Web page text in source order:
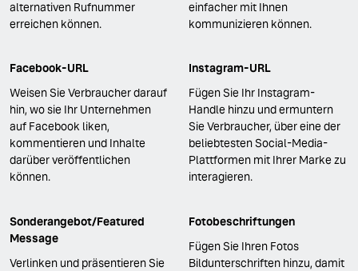
alternativen Rufnummer
erreichen können.
einfacher mit Ihnen
kommunizieren können.
Facebook-URL
Weisen Sie Verbraucher darauf
hin, wo sie Ihr Unternehmen
auf Facebook liken,
kommentieren und Inhalte
darüber veröffentlichen
können.
Instagram-URL
Fügen Sie Ihr Instagram-
Handle hinzu und ermuntern
Sie Verbraucher, über eine der
beliebtesten Social-Media-
Plattformen mit Ihrer Marke zu
interagieren.
Sonderangebot/Featured
Message
Verlinken und präsentieren Sie
Fotobeschriftungen
Fügen Sie Ihren Fotos
Bildunterschriften hinzu, damit